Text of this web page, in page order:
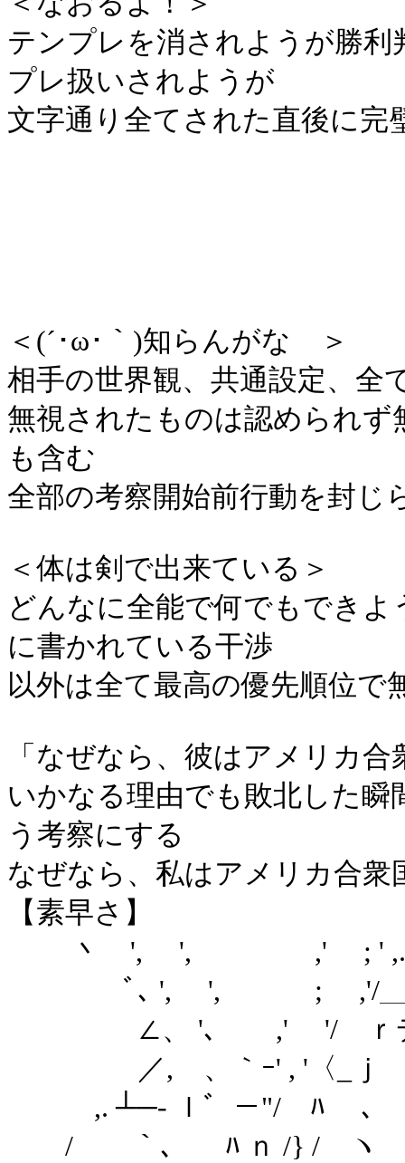
テンプレを消されようが勝
プレ扱いされようが
文字通り全てされた直後に完
＜(´･ω･｀)知らんがな ＞
相手の世界観、共通設定、全
無視されたものは認められ
も含む
全部の考察開始前行動を封じ
＜体は剣で出来ている＞
どんなに全能で何でもでき
に書かれている干渉
以外は全て最高の優先順位で
「なぜなら、彼はアメリカ
いかなる理由でも敗北した
う考察にする
なぜなら、私はアメリカ合衆
【素早さ】
丶 ', ', ,' ; '
ﾞ､ ', ', ; ,'/＿ ﾚ'Ｚ
∠、 '､ ,' '/ ｒデﾐー'
／,ゝ、｀ｰ' , '〈_ｊ ゛
,. ┴─‐ ｌ゛－"/ ﾊ ､ .
/ ｀、 ﾊ ｎ /} / ヽ